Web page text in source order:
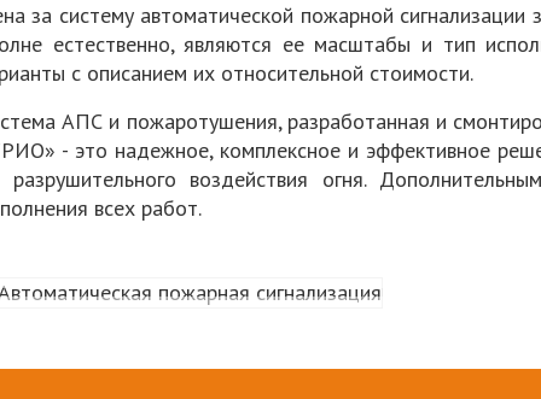
за систему автоматической пожарной
естественно, являются ее масштабы и тип
с описанием их относительной стоимости.
АПС и пожаротушения, разработанная и
- это надежное, комплексное и эффективное
разрушительного воздействия огня.
всех работ.